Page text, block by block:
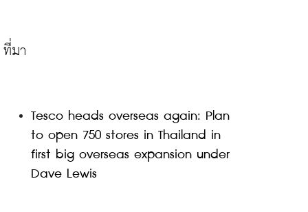
Tesco heads overseas again: Plan
to open 750 stores in Thailand in
first big overseas expansion under
Dave Lewis